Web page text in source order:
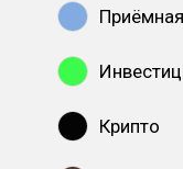
Приёмная
Крипто